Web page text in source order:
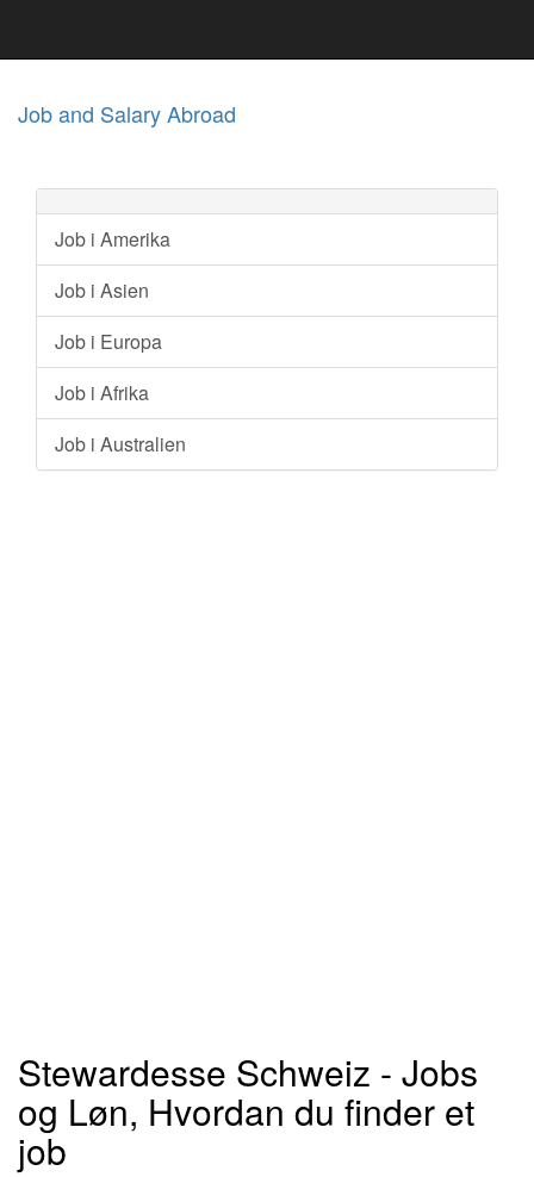
Job and Salary Abroad
Job i Amerika
Job i Asien
Job i Europa
Job i Afrika
Job i Australien
Stewardesse Schweiz - Jobs
og Løn, Hvordan du finder et
job